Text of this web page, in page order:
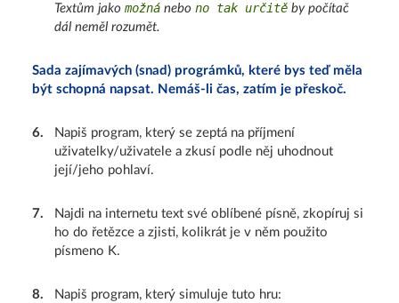
Textům jakomožná nebono tak určitě by počítač
dál neměl rozumět.
Sada zajímavých (snad) prográmků, které bys teď měla
být schopná napsat. Nemáš-li čas, zatím je přeskoč.
6.
Napiš program, který se zeptá na příjmení
uživatelky/uživatele a zkusí podle něj uhodnout
její/jeho pohlaví.
7.
Najdi na internetu text své oblíbené písně, zkopíruj si
ho do řetězce a zjisti, kolikrát je v něm použito
písmeno K.
8. Napiš program, který simuluje tuto hru: